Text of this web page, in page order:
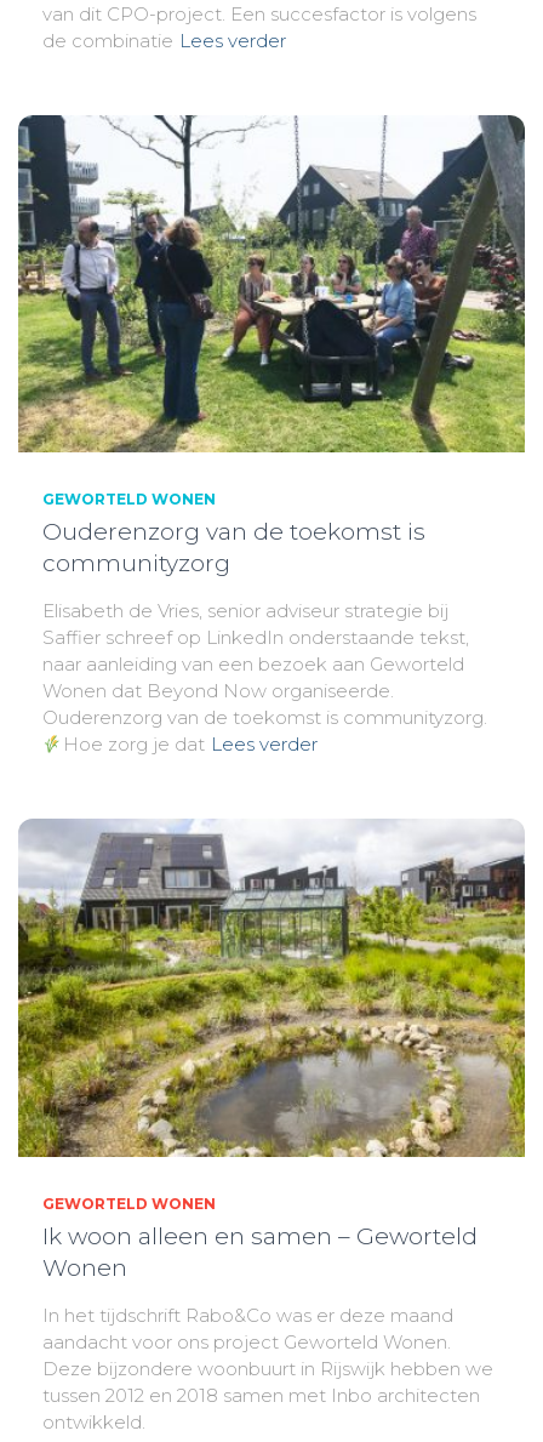
van dit CPO-project. Een succesfactor is volgens
de combinatie Lees verder
GEWORTELD WONEN
Ouderenzorg van de toekomst is
communityzorg
Elisabeth de Vries, senior adviseur strategie bij
Saffier schreef op LinkedIn onderstaande tekst,
naar aanleiding van een bezoek aan Geworteld
Wonen dat Beyond Now organiseerde.
Ouderenzorg van de toekomst is communityzorg.
Hoe zorg je dat Lees verder
GEWORTELD WONEN
Ik woon alleen en samen – Geworteld
Wonen
In het tijdschrift Rabo&Co was er deze maand
aandacht voor ons project Geworteld Wonen.
Deze bijzondere woonbuurt in Rijswijk hebben we
tussen 2012 en 2018 samen met Inbo architecten
ontwikkeld.